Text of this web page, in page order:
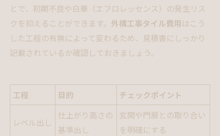
とで、初期不良や白華（エフロレッセンス）の発生リス
クを抑えることができます。 外構工事タイル費用はこう
した工程の有無によって変わるため、見積書にしっかり
記載されているか確認しておきましょう。
工程 目的 チェックポイント
レベル出し
仕上がり高さの
基準出し
玄関や門扉との取り合い
を明確にする